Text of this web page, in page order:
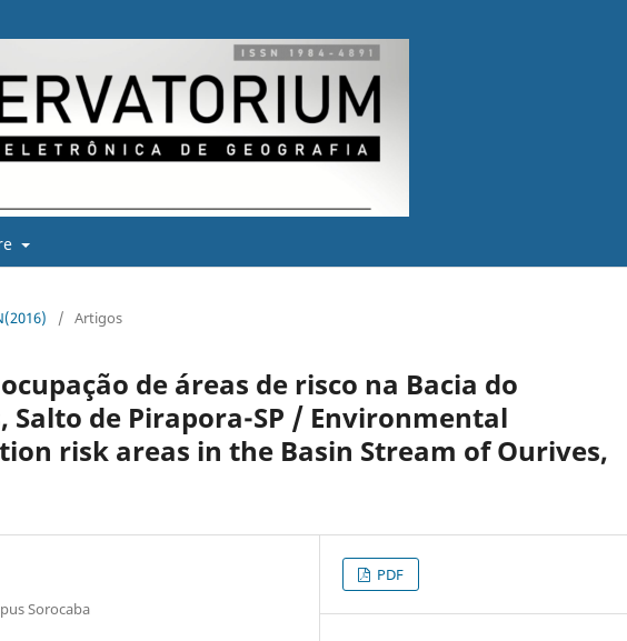
/ Artigos
de áreas de risco na Bacia do
Salto de Pirapora-SP / Environmental
risk areas in the Basin Stream of Ourives,
Sorocaba
PDF